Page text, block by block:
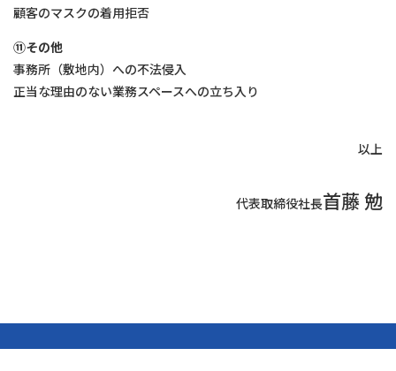
顧客のマスクの着⽤拒否
⑪その他
事務所（敷地内）への不法侵⼊
正当な理由のない業務スペースへの⽴ち⼊り
以上
代表取締役社長首藤 勉